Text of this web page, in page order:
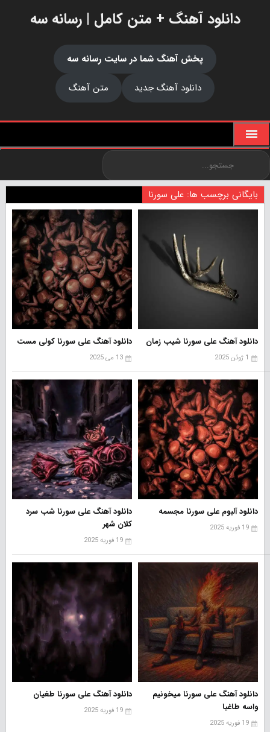
دانلود آهنگ + متن کامل | رسانه سه
پخش آهنگ شما در سایت رسانه سه
دانلود آهنگ جدید
متن آهنگ
بایگانی برچسب ها: علی سورنا
دانلود آهنگ علی سورنا شیب زمان
1 ژوئن 2025
دانلود آهنگ علی سورنا کولی مست
13 می 2025
دانلود آلبوم علی سورنا مجسمه
19 فوریه 2025
دانلود آهنگ علی سورنا شب سرد
کلان شهر
19 فوریه 2025
دانلود آهنگ علی سورنا میخونیم
واسه طاغیا
19 فوریه 2025
دانلود آهنگ علی سورنا طغیان
19 فوریه 2025